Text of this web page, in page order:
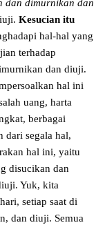
dan dimurnikan dan
Kesucian itu
hal-hal yang
terhadap
dan diuji.
hal ini
uang, harta
berbagai
dari segala hal,
hal ini, yaitu
disucikan dan
Yuk, kita
setiap saat di
dan diuji. Semua